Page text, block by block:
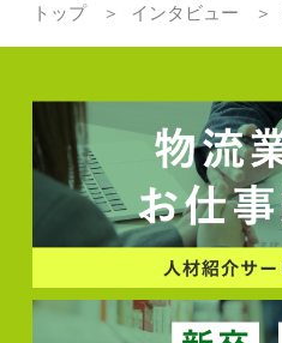
トップ インタビュー